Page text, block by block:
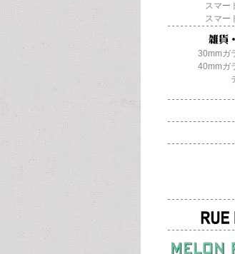
スマー
スマー
30mmガ
40mmガ